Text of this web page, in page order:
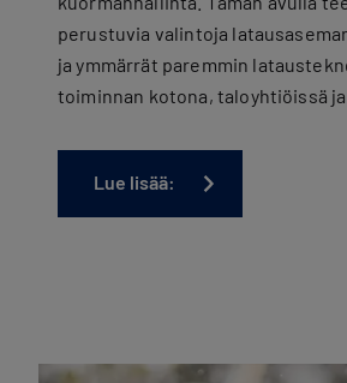
perustuvia valintoja
ja ymmärrät paremmin
toiminnan kotona, taloyhtiöissä
Lue lisää: